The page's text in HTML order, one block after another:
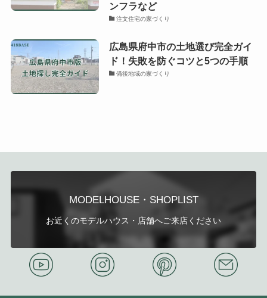
ンフラなど
注文住宅の家づくり
広島県府中市の土地選び完全ガイ
ド！失敗を防ぐコツと5つの手順
備後地域の家づくり
MODELHOUSE・SHOPLIST
お近くのモデルハウス・店舗へご来店ください